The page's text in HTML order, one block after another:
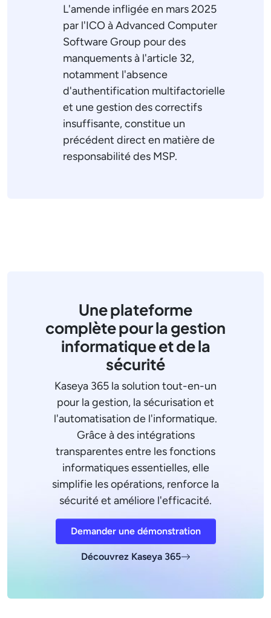
L'amende infligée en mars 2025
par l'ICO à Advanced Computer
Software Group pour des
manquements à l'article 32,
notamment l'absence
d'authentification multifactorielle
et une gestion des correctifs
insuffisante, constitue un
précédent direct en matière de
responsabilité des MSP.
Une plateforme
complète pour la gestion
informatique et de la
sécurité
Kaseya 365 la solution tout-en-un
pour la gestion, la sécurisation et
l'automatisation de l'informatique.
Grâce à des intégrations
transparentes entre les fonctions
informatiques essentielles, elle
simplifie les opérations, renforce la
sécurité et améliore l'efficacité.
Demander une démonstration
Découvrez Kaseya 365